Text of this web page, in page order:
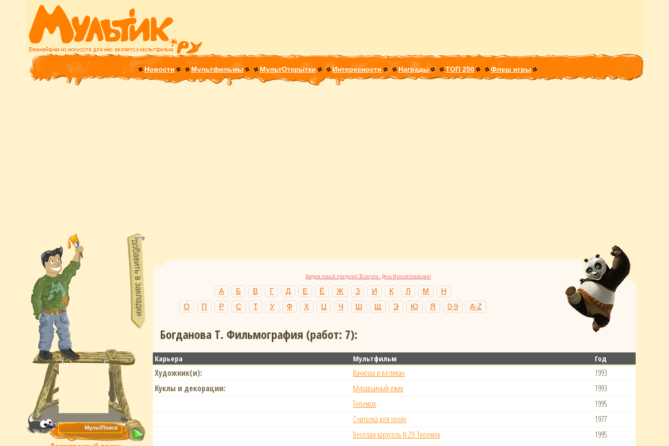
Новости Мультфильмы МультОткрытки Интересности Награды ТОП 250 Флеш игры
Введем новый праздник! 30 августа - День Мультипликации!
А Б В Г Д Е Ё Ж З И К Л М
Н
О
П Р С Т У Ф Х Ц Ч Ш Щ Э Ю Я 0-9 A-Z
Богданова Т. Фильмография (работ: 7):
Карьера Мультфильм Год
Художник(и): Ванюша и великан
1993
Куклы и декорации:
Муравьиный ежик
1993
Теремок
1995
Считалка для троих
1977
Веселая карусель N 29: Теремок
1995